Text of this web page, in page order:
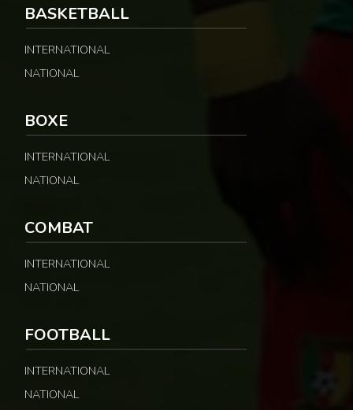
BASKETBALL
INTERNATIONAL
NATIONAL
BOXE
INTERNATIONAL
NATIONAL
COMBAT
INTERNATIONAL
NATIONAL
FOOTBALL
INTERNATIONAL
NATIONAL